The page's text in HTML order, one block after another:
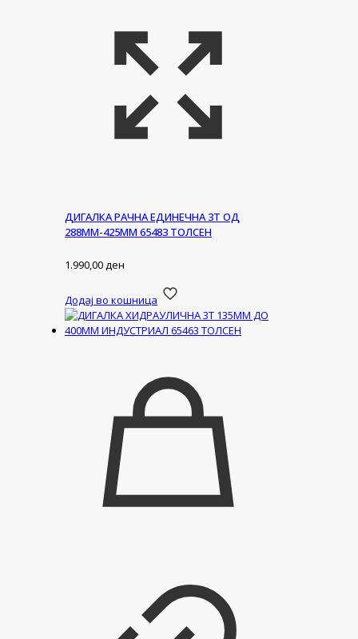
ДИГАЛКА РАЧНА ЕДИНЕЧНА 3Т ОД
288ММ-425ММ 65483 ТОЛСЕН
1.990,00ден
Додај во кошница